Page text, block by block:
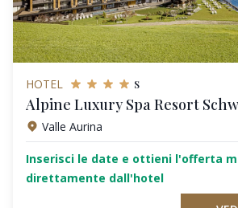
HOTEL s
Alpine Luxury Spa Resort
Valle Aurina
Inserisci le date e ottieni l'offerta
direttamente dall'hotel